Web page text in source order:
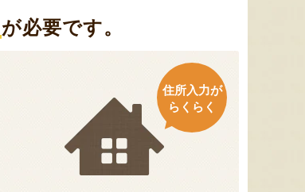
が必要です。
住所入力が
らくらく